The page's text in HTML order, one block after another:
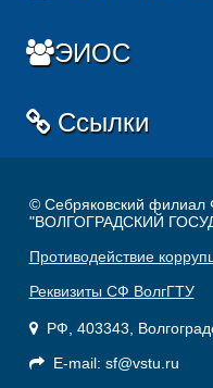
ЭИОС
Ссылки
© Себряковский
"ВОЛГОГРАДСКИЙ
Противодействие
Реквизиты СФ ВолгГТУ
РФ, 403343,
E-mail: sf@vstu.ru